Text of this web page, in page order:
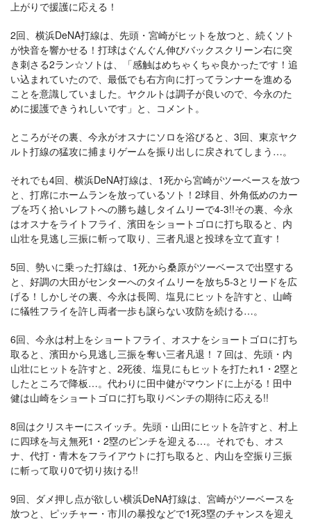
上がりで援護に応える！
2回、横浜DeNA打線は、先頭・宮崎がヒットを放つと、続くソト
が快音を響かせる！打球はぐんぐん伸びバックスクリーン右に突
き刺さる2ラン☆ソトは、「感触はめちゃくちゃ良かったです！追
い込まれていたので、最低でも右方向に打ってランナーを進める
ことを意識していました。ヤクルトは調子が良いので、今永のた
めに援護できうれしいです」と、コメント。
ところがその裏、今永がオスナにソロを浴びると、3回、東京ヤク
ルト打線の猛攻に捕まりゲームを振り出しに戻されてしまう…。
それでも4回、横浜DeNA打線は、1死から宮崎がツーベースを放つ
と、打席にホームランを放っているソト！2球目、外角低めのカー
ブを巧く拾いレフトへの勝ち越しタイムリーで4-3!!その裏、今永
はオスナをライトフライ、濱田をショートゴロに打ち取ると、内
山壮を見逃し三振に斬って取り、三者凡退と投球を立て直す！
5回、勢いに乗った打線は、1死から桑原がツーベースで出塁する
と、好調の大田がセンターへのタイムリーを放ち5-3とリードを広
げる！しかしその裏、今永は長岡、塩見にヒットを許すと、山崎
に犠牲フライを許し両者一歩も譲らない攻防を続ける…。
6回、今永は村上をショートフライ、オスナをショートゴロに打ち
取ると、濱田から見逃し三振を奪い三者凡退！７回は、先頭・内
山壮にヒットを許すと、2死後、塩見にもヒットを打たれ1・2塁と
したところで降板…。代わりに田中健がマウンドに上がる！田中
健は山崎をショートゴロに打ち取りベンチの期待に応える!!
8回はクリスキーにスイッチ。先頭・山田にヒットを許すと、村上
に四球を与え無死1・2塁のピンチを迎える…。それでも、オス
ナ、代打・青木をフライアウトに打ち取ると、内山を空振り三振
に斬って取り0で切り抜ける!!
9回、ダメ押し点が欲しい横浜DeNA打線は、宮崎がツーベースを
放つと、ピッチャー・市川の暴投などで1死3塁のチャンスを迎え